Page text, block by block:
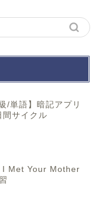
/単語】暗記アプリ
間サイクル
I Met Your Mother